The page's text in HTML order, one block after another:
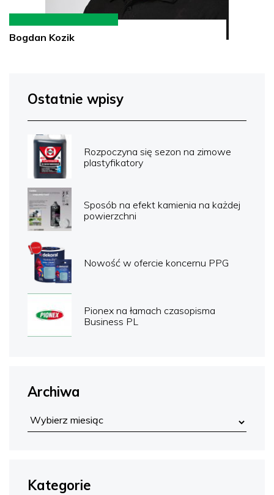
Bogdan Kozik
Ostatnie wpisy
Rozpoczyna się sezon na zimowe
plastyfikatory
Sposób na efekt kamienia na każdej
powierzchni
Nowość w ofercie koncernu PPG
Pionex na łamach czasopisma
Business PL
Archiwa
Kategorie